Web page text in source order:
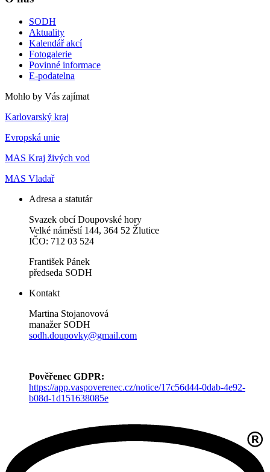
SODH
Aktuality
Kalendář akcí
Fotogalerie
Povinné informace
E-podatelna
Mohlo by Vás zajímat
Karlovarský kraj
Evropská unie
MAS Kraj živých vod
MAS Vladař
Adresa a statutár
Svazek obcí Doupovské hory
Velké náměstí 144, 364 52 Žlutice
IČO: 712 03 524
František Pánek
předseda SODH
Kontakt
Martina Stojanovová
manažer SODH
sodh.doupovky@gmail.com
Pověřenec GDPR:
https://app.vaspoverenec.cz/notice/17c56d44-0dab-4e92-
b08d-1d151638085e